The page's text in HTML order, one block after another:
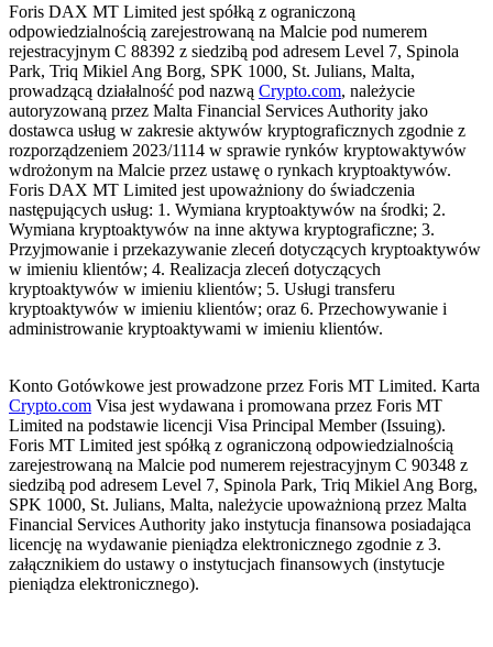
Foris DAX MT Limited jest spółką z ograniczoną
odpowiedzialnością zarejestrowaną na Malcie pod numerem
rejestracyjnym C 88392 z siedzibą pod adresem Level 7, Spinola
Park, Triq Mikiel Ang Borg, SPK 1000, St. Julians, Malta,
prowadzącą działalność pod nazwą Crypto.com, należycie
autoryzowaną przez Malta Financial Services Authority jako
dostawca usług w zakresie aktywów kryptograficznych zgodnie z
rozporządzeniem 2023/1114 w sprawie rynków kryptowaktywów
wdrożonym na Malcie przez ustawę o rynkach kryptoaktywów.
Foris DAX MT Limited jest upoważniony do świadczenia
następujących usług: 1. Wymiana kryptoaktywów na środki; 2.
Wymiana kryptoaktywów na inne aktywa kryptograficzne; 3.
Przyjmowanie i przekazywanie zleceń dotyczących kryptoaktywów
w imieniu klientów; 4. Realizacja zleceń dotyczących
kryptoaktywów w imieniu klientów; 5. Usługi transferu
kryptoaktywów w imieniu klientów; oraz 6. Przechowywanie i
administrowanie kryptoaktywami w imieniu klientów.
Konto Gotówkowe jest prowadzone przez Foris MT Limited. Karta
Crypto.com Visa jest wydawana i promowana przez Foris MT
Limited na podstawie licencji Visa Principal Member (Issuing).
Foris MT Limited jest spółką z ograniczoną odpowiedzialnością
zarejestrowaną na Malcie pod numerem rejestracyjnym C 90348 z
siedzibą pod adresem Level 7, Spinola Park, Triq Mikiel Ang Borg,
SPK 1000, St. Julians, Malta, należycie upoważnioną przez Malta
Financial Services Authority jako instytucja finansowa posiadająca
licencję na wydawanie pieniądza elektronicznego zgodnie z 3.
załącznikiem do ustawy o instytucjach finansowych (instytucje
pieniądza elektronicznego).